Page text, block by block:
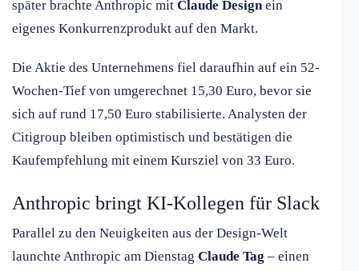
später brachte Anthropic mit Claude Designein
eigenes Konkurrenzprodukt auf den Markt.
Die Aktie des Unternehmens fiel daraufhin auf ein 52-
Wochen-Tief von umgerechnet 15,30 Euro, bevor sie
sich auf rund 17,50 Euro stabilisierte. Analysten der
Citigroup bleiben optimistisch und bestätigen die
Kaufempfehlung mit einem Kursziel von 33 Euro.
Anthropic bringt KI-Kollegen für Slack
Parallel zu den Neuigkeiten aus der Design-Welt
launchte Anthropic am Dienstag Claude Tag – einen